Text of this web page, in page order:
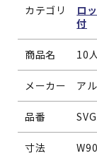
カテゴリ ロ
付
商品名 10
メーカー ア
品番
寸法